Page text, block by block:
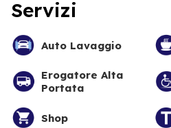
Servizi
Auto Lavaggio
Erogatore Alta
Portata
Shop